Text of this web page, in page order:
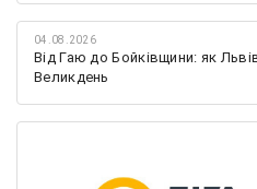
04.08.2026
Від Гаю до Бойківщини: як
Великдень